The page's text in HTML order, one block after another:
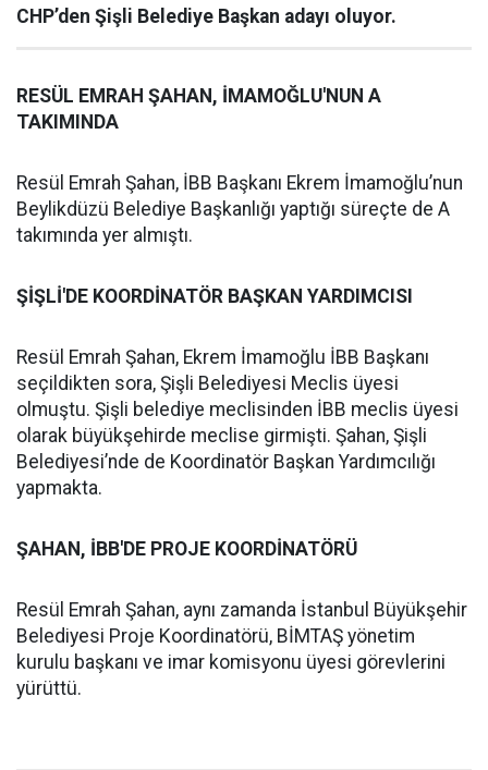
CHP’den Şişli Belediye Başkan adayı oluyor.
RESÜL EMRAH ŞAHAN, İMAMOĞLU'NUN A
TAKIMINDA
Resül Emrah Şahan, İBB Başkanı Ekrem İmamoğlu’nun
Beylikdüzü Belediye Başkanlığı yaptığı süreçte de A
takımında yer almıştı.
ŞİŞLİ'DE KOORDİNATÖR BAŞKAN YARDIMCISI
Resül Emrah Şahan, Ekrem İmamoğlu İBB Başkanı
seçildikten sora, Şişli Belediyesi Meclis üyesi
olmuştu. Şişli belediye meclisinden İBB meclis üyesi
olarak büyükşehirde meclise girmişti. Şahan, Şişli
Belediyesi’nde de Koordinatör Başkan Yardımcılığı
yapmakta.
ŞAHAN, İBB'DE PROJE KOORDİNATÖRÜ
Resül Emrah Şahan, aynı zamanda İstanbul Büyükşehir
Belediyesi Proje Koordinatörü, BİMTAŞ yönetim
kurulu başkanı ve imar komisyonu üyesi görevlerini
yürüttü.